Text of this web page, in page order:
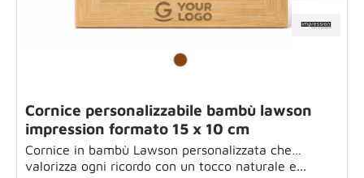
Cornice personalizzabile bambù lawson
impression formato 15 x 10 cm
Cornice in bambù Lawson personalizzata che
valorizza ogni ricordo con un tocco naturale e...